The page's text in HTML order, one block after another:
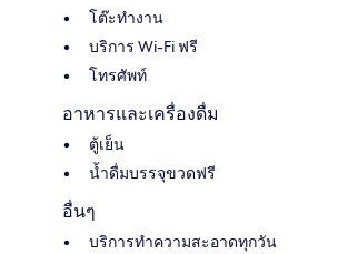
โต๊ะทำงาน
บริการ Wi-Fi ฟรี
โทรศัพท์
อาหารและเครื่องดื่ม
ตู้เย็น
น้ำดื่มบรรจุขวดฟรี
อื่นๆ
บริการทำความสะอาดทุกวัน